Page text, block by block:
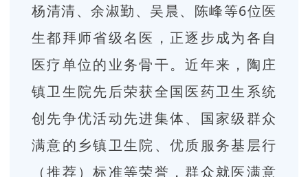
杨清清、余淑勤、吴晨、陈峰等6位医
生都拜师省级名医，正逐步成为各自
医疗单位的业务骨干。近年来，陶庄
镇卫生院先后荣获全国医药卫生系统
创先争优活动先进集体、国家级群众
满意的乡镇卫生院、优质服务基层行
（推荐）标准等荣誉，群众就医满意